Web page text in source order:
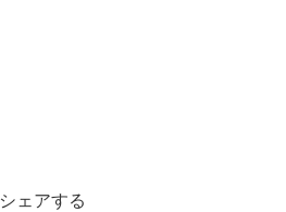
シェアする